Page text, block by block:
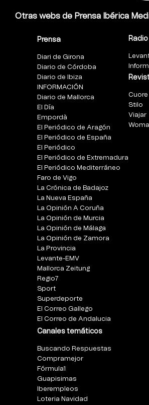
Otras webs de Prensa Ibérica
Prensa
Diari de Girona
Diario de Córdoba
Diario de Ibiza
INFORMACIÓN
Diario de Mallorca
El Día
Empordà
El Periódico de Aragón
El Periódico de España
El Periódico
El Periódico de Extremadura
El Periódico Mediterráneo
Faro de Vigo
La Crónica de Badajoz
La Nueva España
La Opinión A Coruña
La Opinión de Murcia
La Opinión de Málaga
La Opinión de Zamora
La Provincia
Levante-EMV
Mallorca Zeitung
Regio7
Sport
Superdeporte
El Correo Gallego
El Correo de Andalucia
Canales temáticos
Buscando Respuestas
Compramejor
Fórmula1
Guapisimas
Iberempleos
Loteria Navidad
Cuore
Stilo
Viajar